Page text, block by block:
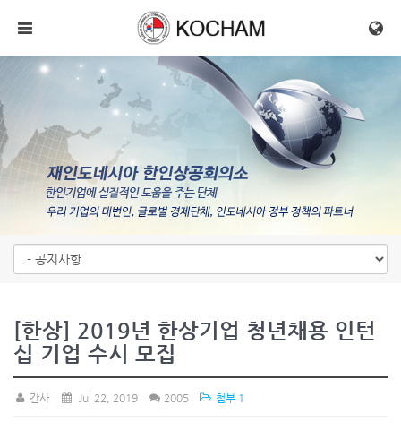
메뉴 건너뛰기
[한상] 2019년 한상기업 청년채용 인턴
십 기업 수시 모집
간사 Jul 22, 2019 2005 첨부 1